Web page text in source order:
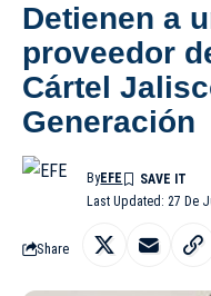
Detienen a
proveedor
Cártel
Generación
Last Updated: 27 De
ByEFE
Share